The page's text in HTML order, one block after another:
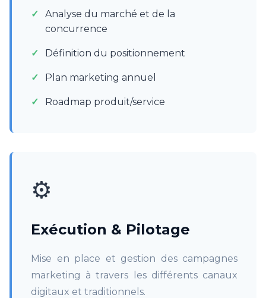
Analyse du marché et de la
concurrence
Définition du positionnement
Plan marketing annuel
Roadmap produit/service
⚙️
Exécution & Pilotage
Mise en place et gestion des campagnes
marketing à travers les différents canaux
digitaux et traditionnels.